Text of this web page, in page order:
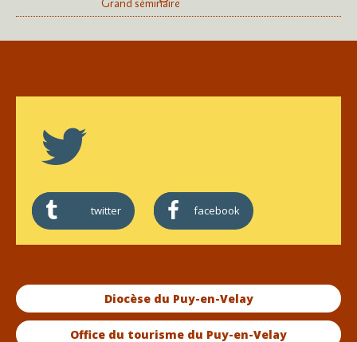
Grand séminaire
twitter facebook
Diocèse du Puy-en-Velay
Office du tourisme du Puy-en-Velay